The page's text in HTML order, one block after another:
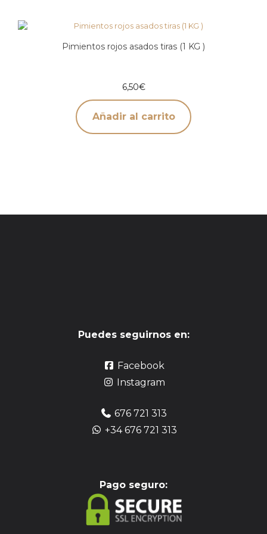
Pimientos rojos asados tiras (1 KG )
6,50€
Añadir al carrito
Puedes seguirnos en:
Facebook
Instagram
676 721 313
+34 676 721 313
Pago seguro: